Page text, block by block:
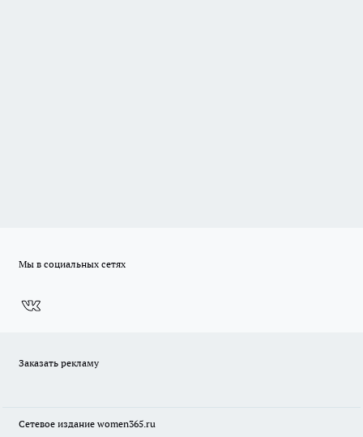
Мы в социальных сетях
Заказать рекламу
Сетевое издание women365.ru